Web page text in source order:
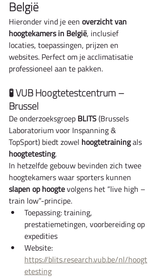
België
Hieronder vind je een overzicht van
hoogtekamers in België, inclusief
locaties, toepassingen, prijzen en
websites. Perfect om je acclimatisatie
professioneel aan te pakken.
🧪 VUB Hoogtetestcentrum –
Brussel
De onderzoeksgroep BLITS (Brussels
Laboratorium voor Inspanning &
TopSport) biedt zowel hoogtetraining als
hoogtetesting.
In hetzelfde gebouw bevinden zich twee
hoogtekamers waar sporters kunnen
slapen op hoogte volgens het “live high –
train low”-principe.
Toepassing: training,
prestatiemetingen, voorbereiding op
expedities
Website:
https://blits.research.vub.be/nl/hoogt
etesting